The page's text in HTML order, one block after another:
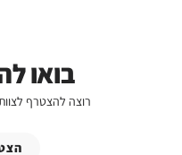
בואו
רוצה להצטרף לצוות